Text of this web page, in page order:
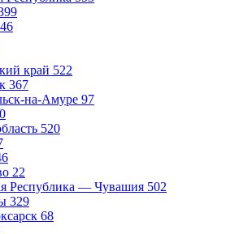
46
край 522
367
на-Амуре 97
520
22
Республика — Чувашия 502
329
68